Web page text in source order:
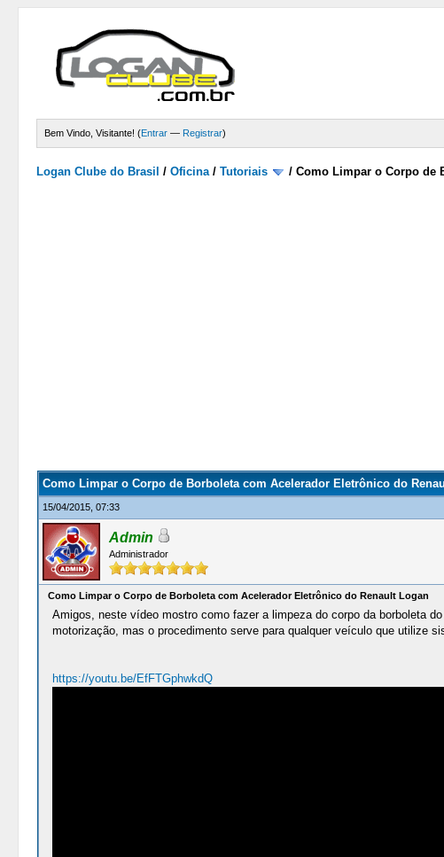
Bem Vindo, Visitante! (Entrar — Registrar)
Logan Clube do Brasil /Oficina/Tutoriais /Como Limpar o Corpo de
Como Limpar o Corpo de Borboleta com Acelerador Eletrônico do
15/04/2015, 07:33
Admin
Administrador
Como Limpar o Corpo de Borboleta com Acelerador Eletrônico do Renault Logan
Amigos, neste vídeo mostro como fazer a limpeza do corpo da borboleta
motorização, mas o procedimento serve para qualquer veículo que utilize
https://youtu.be/EfFTGphwkdQ